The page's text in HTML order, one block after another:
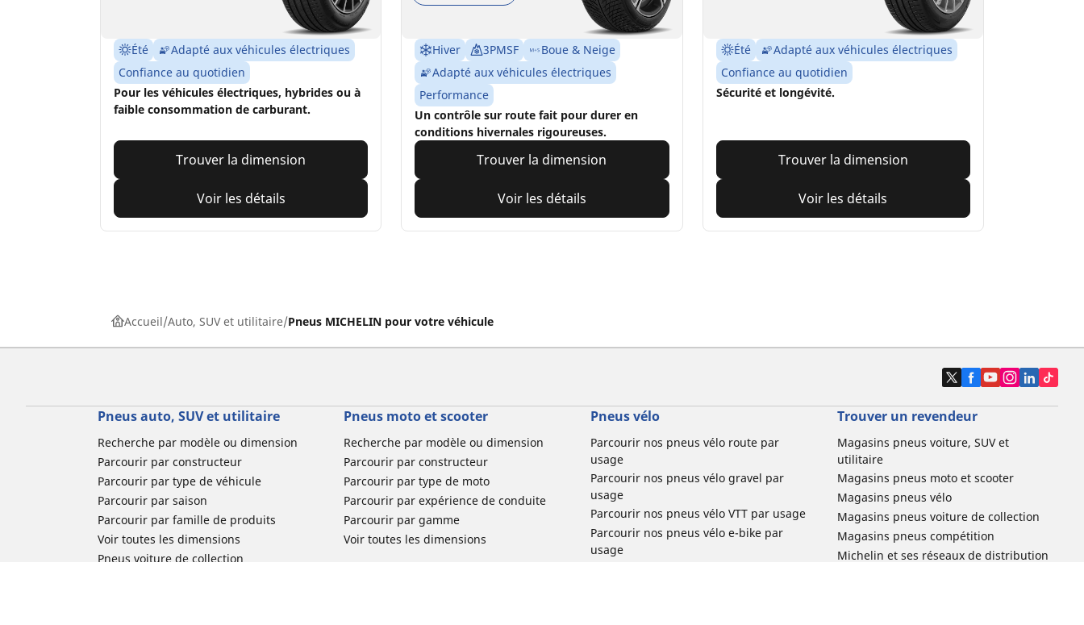
Été
Adapté aux véhicules électriques
Confiance au quotidien
Pour les véhicules électriques, hybrides ou à
faible consommation de carburant.
Trouver la dimension
Voir les détails
Hiver 3PMSF
Boue & Neige
Adapté aux véhicules électriques
Performance
Un contrôle sur route fait pour durer en
conditions hivernales rigoureuses.
Trouver la dimension
Voir les détails
Été
Adapté aux véhicules électriques
Confiance au quotidien
Sécurité et longévité.
Trouver la dimension
Voir les détails
Accueil Auto, SUV et utilitaire Pneus MICHELIN pour votre véhicule
Pneus auto, SUV et utilitaire
Recherche par modèle ou dimension
Parcourir par constructeur
Parcourir par type de véhicule
Parcourir par saison
Parcourir par famille de produits
Voir toutes les dimensions
Pneus voiture de collection
Pneus moto et scooter
Recherche par modèle ou dimension
Parcourir par constructeur
Parcourir par type de moto
Parcourir par expérience de conduite
Parcourir par gamme
Voir toutes les dimensions
Pneus vélo
Parcourir nos pneus vélo route par
usage
Parcourir nos pneus vélo gravel par
usage
Parcourir nos pneus vélo VTT par usage
Parcourir nos pneus vélo e-bike par
usage
Trouver un revendeur
Magasins pneus voiture, SUV et
utilitaire
Magasins pneus moto et scooter
Magasins pneus vélo
Magasins pneus voiture de collection
Magasins pneus compétition
Michelin et ses réseaux de distribution